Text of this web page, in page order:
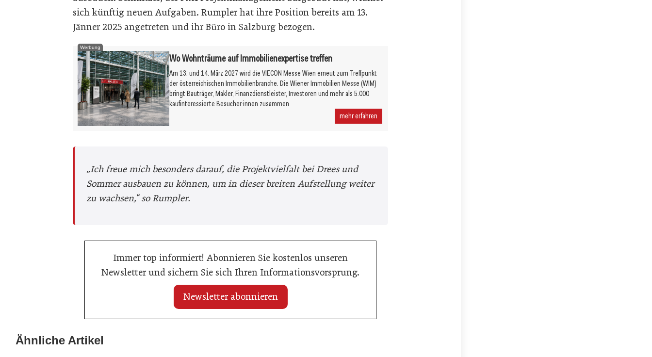
sich künftig neuen Aufgaben. Rumpler hat ihre Position bereits am 13.
Jänner 2025 angetreten und ihr Büro in Salzburg bezogen.
Werbung
Wo Wohnträume auf Immobilienexpertise treffen
Am 13. und 14. März 2027 wird die VIECON Messe Wien erneut zum Treffpunkt
der österreichischen Immobilienbranche. Die Wiener Immobilien Messe (WIM)
bringt Bauträger, Makler, Finanzdienstleister, Investoren und mehr als 5.000
kaufinteressierte Besucher:innen zusammen.
mehr erfahren
„Ich freue mich besonders darauf, die Projektvielfalt bei Drees und
Sommer ausbauen zu können, um in dieser breiten Aufstellung weiter
zu wachsen,“ so Rumpler.
Immer top informiert! Abonnieren Sie kostenlos unseren
Newsletter und sichern Sie sich Ihren Informationsvorsprung.
Newsletter abonnieren
Ähnliche Artikel
NMK Immobilien startet mit neuem